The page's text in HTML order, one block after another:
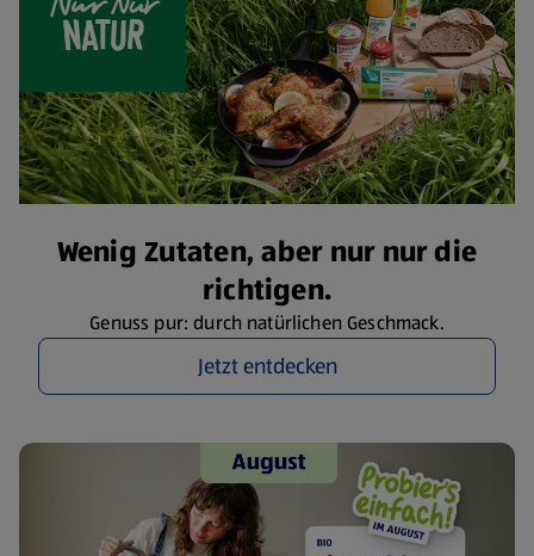
Wenig Zutaten, aber nur nur die
richtigen.
Genuss pur: durch natürlichen Geschmack.
Jetzt entdecken